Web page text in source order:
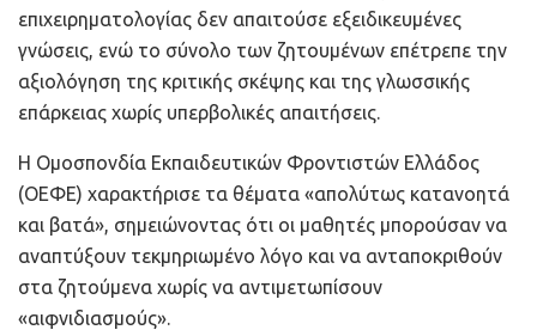
επιχειρηματολογίας δεν απαιτούσε εξειδικευμένες
γνώσεις, ενώ το σύνολο των ζητουμένων επέτρεπε την
αξιολόγηση της κριτικής σκέψης και της γλωσσικής
επάρκειας χωρίς υπερβολικές απαιτήσεις.
Η Ομοσπονδία Εκπαιδευτικών Φροντιστών Ελλάδος
(ΟΕΦΕ) χαρακτήρισε τα θέματα «απολύτως κατανοητά
και βατά», σημειώνοντας ότι οι μαθητές μπορούσαν να
αναπτύξουν τεκμηριωμένο λόγο και να ανταποκριθούν
στα ζητούμενα χωρίς να αντιμετωπίσουν
«αιφνιδιασμούς».